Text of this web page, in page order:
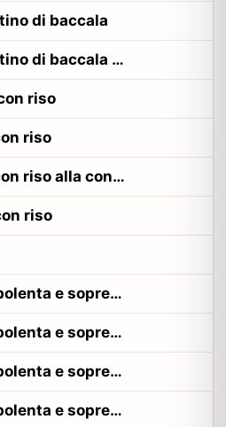
di baccala
Crema rustica vicentino di baccala alla contadina vicentino
riso
riso
Minestra veronese con riso alla contadina veronese
riso
Polenta veneto con polenta e sopressa
Polenta veneto con polenta e sopressa alla contadina padovano
Polenta veneto con polenta e sopressa alla contadina trevigiano
Polenta veneto con polenta e sopressa alla contadina veneziano